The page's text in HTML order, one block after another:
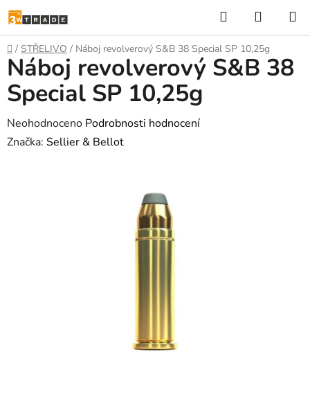
Přejít
na
obsah
Hledat
KOŠÍK
Domů
/ STŘELIVO / Náboj revolverový S&B 38 Special SP 10,25g
Náboj revolverový S&B 38
Special SP 10,25g
Průměrné
hodnocení
Neohodnoceno Podrobnosti hodnocení
Značka: Sellier & Bellot